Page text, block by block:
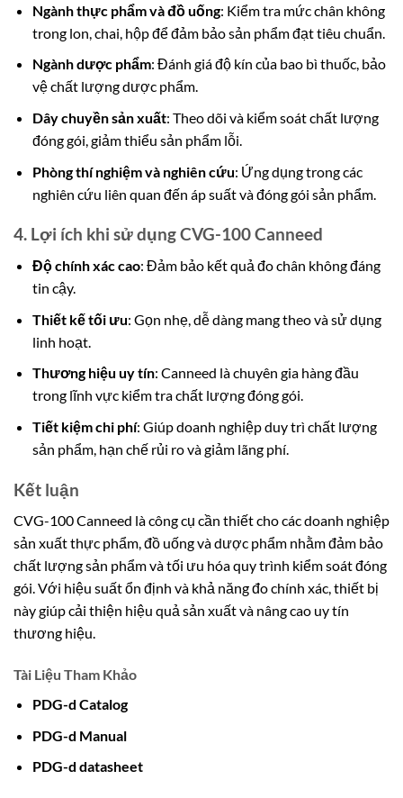
Ngành thực phẩm và đồ uống: Kiểm tra mức chân không
trong lon, chai, hộp để đảm bảo sản phẩm đạt tiêu chuẩn.
Ngành dược phẩm: Đánh giá độ kín của bao bì thuốc, bảo
vệ chất lượng dược phẩm.
Dây chuyền sản xuất: Theo dõi và kiểm soát chất lượng
đóng gói, giảm thiểu sản phẩm lỗi.
Phòng thí nghiệm và nghiên cứu: Ứng dụng trong các
nghiên cứu liên quan đến áp suất và đóng gói sản phẩm.
4. Lợi ích khi sử dụng CVG-100 Canneed
Độ chính xác cao: Đảm bảo kết quả đo chân không đáng
tin cậy.
Thiết kế tối ưu: Gọn nhẹ, dễ dàng mang theo và sử dụng
linh hoạt.
Thương hiệu uy tín: Canneed là chuyên gia hàng đầu
trong lĩnh vực kiểm tra chất lượng đóng gói.
Tiết kiệm chi phí: Giúp doanh nghiệp duy trì chất lượng
sản phẩm, hạn chế rủi ro và giảm lãng phí.
Kết luận
CVG-100 Canneed là công cụ cần thiết cho các doanh nghiệp
sản xuất thực phẩm, đồ uống và dược phẩm nhằm đảm bảo
chất lượng sản phẩm và tối ưu hóa quy trình kiểm soát đóng
gói. Với hiệu suất ổn định và khả năng đo chính xác, thiết bị
này giúp cải thiện hiệu quả sản xuất và nâng cao uy tín
thương hiệu.
Tài Liệu Tham Khảo
PDG-d Catalog
PDG-d Manual
PDG-d datasheet